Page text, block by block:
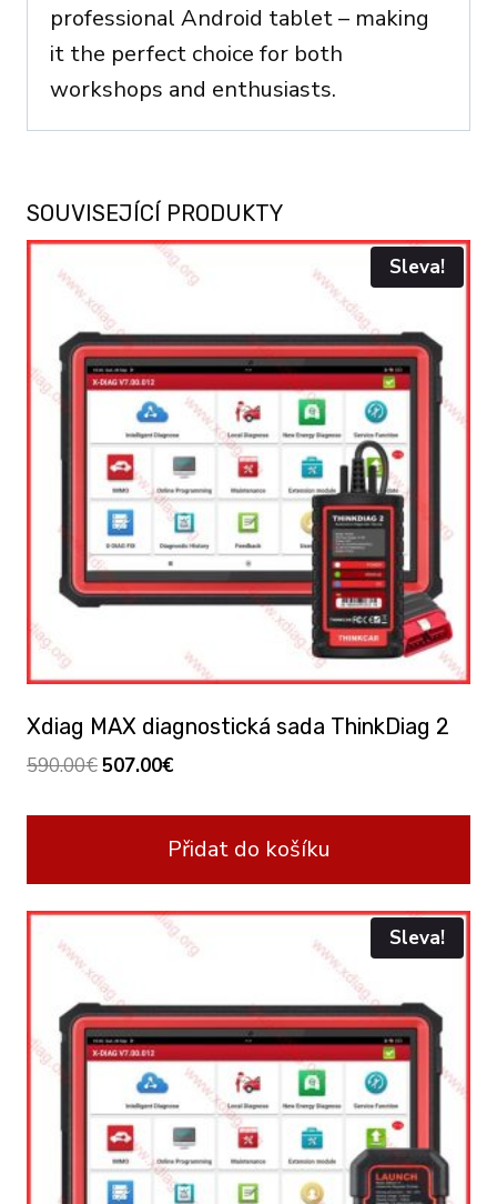
professional Android tablet – making
it the perfect choice for both
workshops and enthusiasts.
SOUVISEJÍCÍ PRODUKTY
Sleva!
Xdiag MAX diagnostická sada ThinkDiag 2
590.00€Original
590.00€.
507.00€Current
507.00€.
Přidat do košíku
Sleva!